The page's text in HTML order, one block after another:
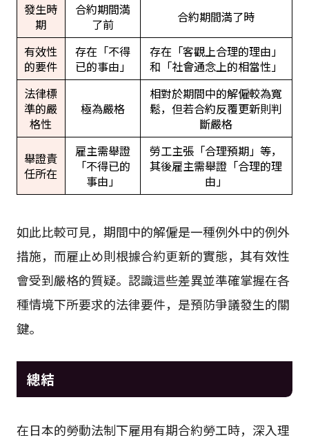
發生時
期
合約期間満
了前
合約期間満了時
有效性
的要件
存在「不得
已的事由」
存在「客觀上合理的理由」
和「社會通念上的相當性」
法律標
準的嚴
格性
極為嚴格
相對於期間中的解僱較為寬
鬆，但若合約反覆更新則判
斷嚴格
舉證責
任所在
雇主需舉證
「不得已的
事由」
勞工主張「合理預期」等，
其後雇主需舉證「合理的理
由」
如此比較可見，期間中的解僱是一種例外中的例外
措施，而雇止め則根據合約更新的實態，其有效性
會受到嚴格的質疑。認識這些差異並準確掌握在各
種情境下所要求的法律要件，是預防爭議發生的關
鍵。
總結
在日本的勞動法制下雇用有期合約勞工時，深入理